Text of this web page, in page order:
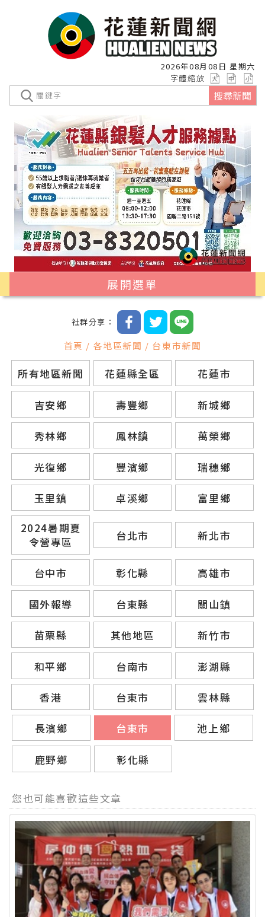
2026年08月08日 星期六
字體縮放
搜尋新聞
展開選單
首頁 / 各地區新聞 / 台東市新聞
社群分享：
所有地區新聞 花蓮縣全區 花蓮市
吉安鄉 壽豐鄉 新城鄉
秀林鄉 鳳林鎮 萬榮鄉
光復鄉 豐濱鄉 瑞穗鄉
玉里鎮 卓溪鄉
富里鄉
2024暑期夏
令營專區
台北市 新北市
台中市 彰化縣 高雄市
國外報導 台東縣 關山鎮
苗栗縣 其他地區 新竹市
和平鄉 台南市 澎湖縣
香港 台東市 雲林縣
長濱鄉 台東市 池上鄉
鹿野鄉 彰化縣
您也可能喜歡這些文章